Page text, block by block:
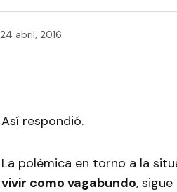
24 abril, 2016
Así respondió.
La polémica en torno a la
vivir como vagabundo,